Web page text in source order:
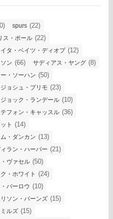
spurs (22)
ス・ポール (22)
タ・ベイツ・ディオプ(12)
ン (66) サディアス・ヤング (8)
・ソーハン (50)
ジョシュ・プリモ (23)
ジョック・ランデール (10)
テフォン・キャッスル (36)
ト (14)
・ダンカン (13)
ラン・ハーパー (21)
ヴァセル (50)
・ホワイト (24)
バーロウ (10)
ソン・バーンズ (15)
ルズ (15)